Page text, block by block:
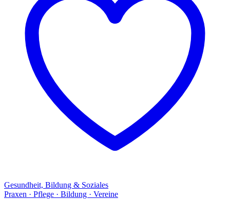
Gesundheit, Bildung & Soziales
Praxen · Pflege · Bildung · Vereine